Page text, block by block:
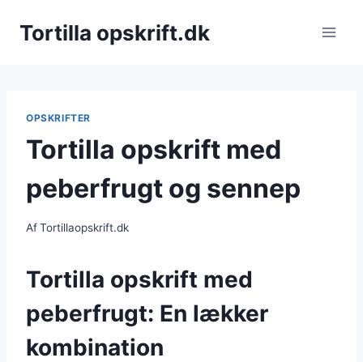
Tortilla opskrift.dk
OPSKRIFTER
Tortilla opskrift med
peberfrugt og sennep
AfTortillaopskrift.dk
Tortilla opskrift med
peberfrugt: En lækker
kombination